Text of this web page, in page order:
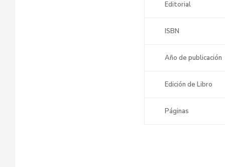
Editorial
ISBN
Año de publicación
Edición de Libro
Páginas